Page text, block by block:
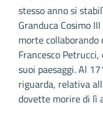
stesso anno si
Granduca Cosimo
morte
Francesco
suoi paesaggi. Al
riguarda, relativa
dovette morire di lì